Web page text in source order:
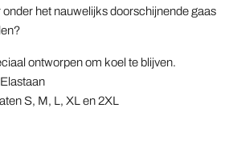
onder het nauwelijks doorschijnende gaas
ontworpen om koel te blijven.
S, M, L, XL en 2XL